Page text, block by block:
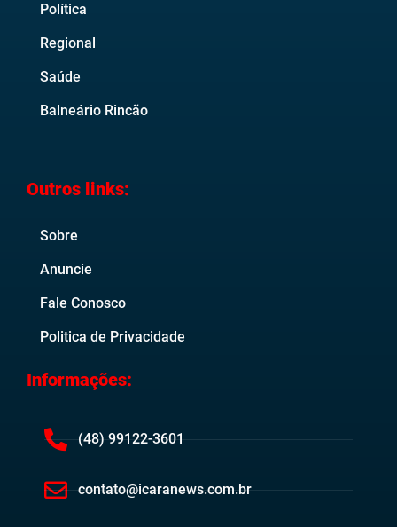
Política
Regional
Saúde
Balneário Rincão
Outros links:
Sobre
Anuncie
Fale Conosco
Politica de Privacidade
Informações:
(48) 99122-3601
contato@icaranews.com.br